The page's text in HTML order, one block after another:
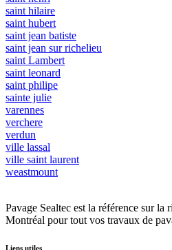
saint hilaire
saint hubert
saint jean batiste
saint jean sur richelieu
saint Lambert
saint leonard
saint philipe
sainte julie
varennes
verchere
verdun
ville lassal
ville saint laurent
weastmount
Pavage Sealtec est la référence sur la
Montréal pour tout vos travaux de
Liens utiles